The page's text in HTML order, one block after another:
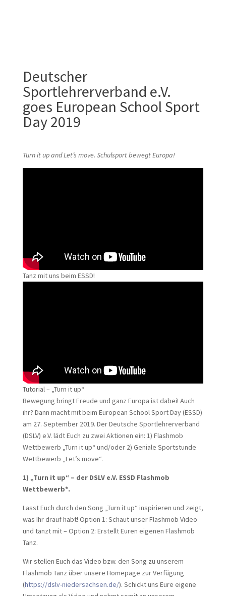
Deutscher
Sportlehrerverband e.V.
goes European School Sport
Day 2019
Turn it up and Let’s move. Schulsport bewegt Europa!
Tanz mit uns beim ESSD!
Tutorial – „Turn it up“
Bewegung bringt Freude und ganz Europa ist dabei! Auch
ihr? Dann macht mit beim European School Sport Day (ESSD)
am 27. September 2019. Der Deutsche Sportlehrerverband
(DSLV) e.V. lädt Euch zu zwei Aktionen ein: 1) Flashmob
Wettbewerb „Turn it up“ und/oder 2) Geniale Sportstunde
Wettbewerb „Let’s move“.
1) „Turn it up“ – der DSLV e.V. ESSD Flashmob
Wettbewerb*.
Lasst Euch durch den Song „Turn it up“ inspirieren und zeigt,
was Ihr drauf habt! Option 1: Schaut unser Flashmob Video
und tanzt mit – Option 2: Erstellt Euren eigenen Flashmob
Tanz.
Wir stellen Euch das Video bzw. den Song zu unserem
Flashmob Tanz über unsere Homepage zur Verfügung
(https://dslv-niedersachsen.de/). Schickt uns Eure eigene